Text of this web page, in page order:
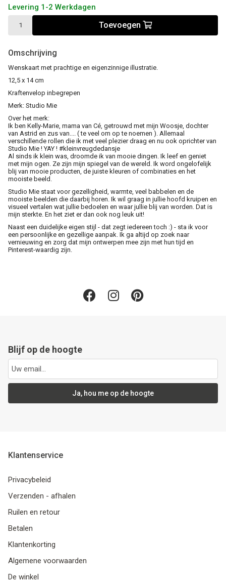
Levering 1-2 Werkdagen
Toevoegen
Omschrijving
Wenskaart met prachtige en eigenzinnige illustratie.
12,5 x 14 cm
Kraftenvelop inbegrepen
Merk: Studio Mie
Over het merk:
Ik ben Kelly-Marie, mama van Cé, getrouwd met mijn Woosje, dochter
van Astrid en zus van.... ( te veel om op te noemen ). Allemaal
verschillende rollen die ik met veel plezier draag en nu ook oprichter van
Studio Mie ! YAY ! #kleinvreugdedansje
Al sinds ik klein was, droomde ik van mooie dingen. Ik leef en geniet
met mijn ogen. Ze zijn mijn spiegel van de wereld. Ik word ongelofelijk
blij van mooie producten, de juiste kleuren of combinaties en het
mooiste beeld.
Studio Mie staat voor gezelligheid, warmte, veel babbelen en de
mooiste beelden die daarbij horen. Ik wil graag in jullie hoofd kruipen en
visueel vertalen wat jullie bedoelen en waar jullie blij van worden. Dat is
mijn sterkte. En het ziet er dan ook nog leuk uit!
Naast een duidelijke eigen stijl - dat zegt iedereen toch :) - sta ik voor
een persoonlijke en gezellige aanpak. Ik ga altijd op zoek naar
vernieuwing en zorg dat mijn ontwerpen mee zijn met hun tijd en
Pinterest-waardig zijn.
Blijf op de hoogte
Ja, hou me op de hoogte
Klantenservice
Privacybeleid
Verzenden - afhalen
Ruilen en retour
Betalen
Klantenkorting
Algemene voorwaarden
De winkel